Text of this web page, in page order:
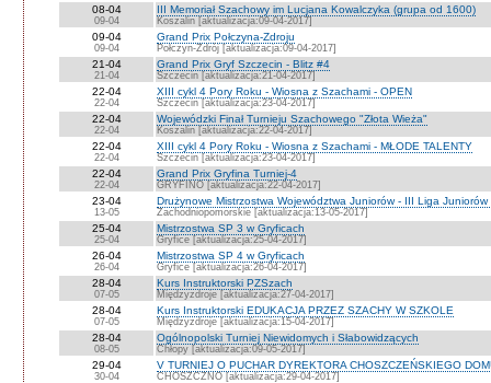
08-04
09-04
III Memoriał Szachowy im Lucjana Kowalczyka (grupa od 1600)
Koszalin [aktualizacja:09-04-2017]
09-04
09-04
Grand Prix Połczyna-Zdroju
Połczyn-Zdrój [aktualizacja:09-04-2017]
21-04
21-04
Grand Prix Gryf Szczecin - Blitz #4
Szczecin [aktualizacja:21-04-2017]
22-04
22-04
XIII cykl 4 Pory Roku - Wiosna z Szachami - OPEN
Szczecin [aktualizacja:23-04-2017]
22-04
22-04
Wojewódzki Finał Turnieju Szachowego "Złota Wieża"
Koszalin [aktualizacja:22-04-2017]
22-04
22-04
XIII cykl 4 Pory Roku - Wiosna z Szachami - MŁODE TALENTY
Szczecin [aktualizacja:23-04-2017]
22-04
22-04
Grand Prix Gryfina Turniej-4
GRYFINO [aktualizacja:22-04-2017]
23-04
13-05
Drużynowe Mistrzostwa Województwa Juniorów - III Liga Juniorów
Zachodniopomorskie [aktualizacja:13-05-2017]
25-04
25-04
Mistrzostwa SP 3 w Gryficach
Gryfice [aktualizacja:25-04-2017]
26-04
26-04
Mistrzostwa SP 4 w Gryficach
Gryfice [aktualizacja:26-04-2017]
28-04
07-05
Kurs Instruktorski PZSzach
Międzyzdroje [aktualizacja:27-04-2017]
28-04
07-05
Kurs Instruktorski EDUKACJA PRZEZ SZACHY W SZKOLE
Międzyzdroje [aktualizacja:15-04-2017]
28-04
08-05
Ogólnopolski Turniej Niewidomych i Słabowidzących
Chłopy [aktualizacja:09-05-2017]
29-04
30-04
V TURNIEJ O PUCHAR DYREKTORA CHOSZCZEŃSKIEGO
CHOSZCZNO [aktualizacja:29-04-2017]